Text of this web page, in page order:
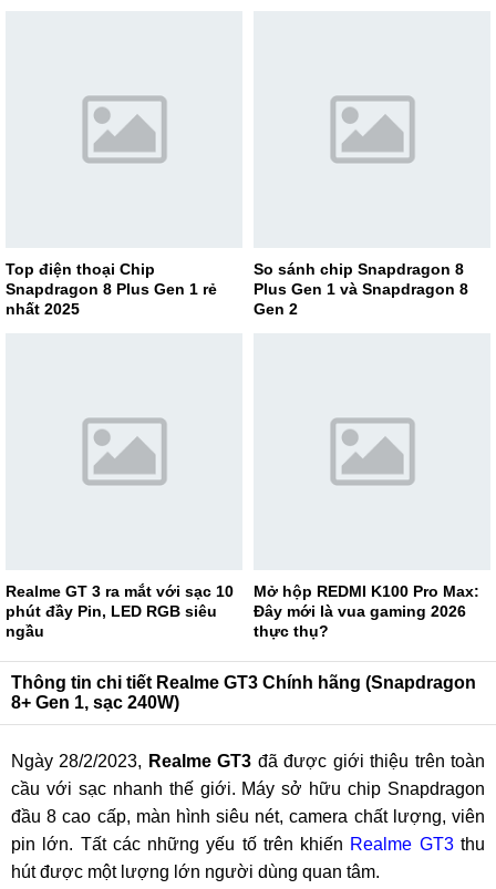
Top điện thoại Chip
Snapdragon 8 Plus Gen 1 rẻ
nhất 2025
So sánh chip Snapdragon 8
Plus Gen 1 và Snapdragon 8
Gen 2
Realme GT 3 ra mắt với sạc 10
phút đầy Pin, LED RGB siêu
ngầu
Mở hộp REDMI K100 Pro Max:
Đây mới là vua gaming 2026
thực thụ?
Thông tin chi tiết Realme GT3 Chính hãng (Snapdragon
8+ Gen 1, sạc 240W)
Ngày 28/2/2023, Realme GT3 đã được giới thiệu trên toàn
cầu với sạc nhanh thế giới. Máy sở hữu chip Snapdragon
đầu 8 cao cấp, màn hình siêu nét, camera chất lượng, viên
pin lớn. Tất các những yếu tố trên khiến Realme GT3thu
hút được một lượng lớn người dùng quan tâm.